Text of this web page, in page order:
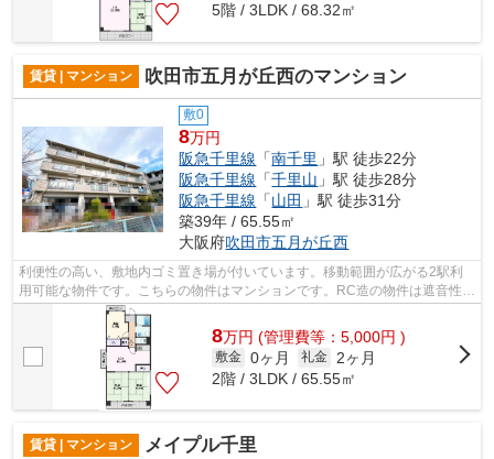
5階 / 3LDK / 68.32㎡
賃貸 | マンション 吹田市五月が丘西のマンション
敷0
8万円
阪急千里線 「南千里 」駅 徒歩22分
阪急千里線 「千里山 」駅 徒歩28分
阪急千里線 「山田 」駅 徒歩31分
築39年 / 65.55㎡
大阪府吹田市五月が丘西
利便性の高い、敷地内ゴミ置き場が付いています。移動範囲が広がる2駅利
用可能な物件です。こちらの物件はマンションです。RC造の物件は遮音性が
非常に高いので静かな環境を作り出せま...
8万円 (管理費等：5,000円 )
敷金 0ヶ月 礼金
2ヶ月
2階 / 3LDK / 65.55㎡
賃貸 | マンション メイプル千里